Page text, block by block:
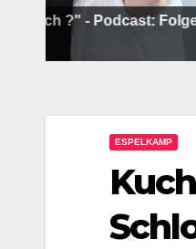
?" - Podcast: Folge 7
ESPELKAMP